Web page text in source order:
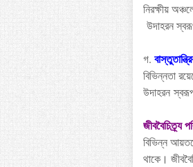
নিরক্ষীয়
উদাহরন
গ.
বিভিন্নতা
উদাহরন
জীববৈচিত্র্য
বিভিন্ন
থাকে ।